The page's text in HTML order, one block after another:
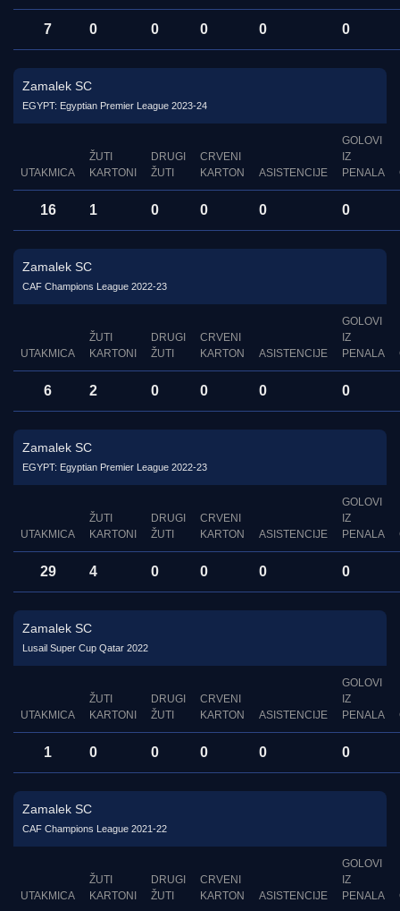
7 0 0 0 0 0
Zamalek SC
EGYPT: Egyptian Premier League 2023-24
UTAKMICA
ŽUTI
KARTONI
DRUGI
ŽUTI
CRVENI
KARTON
ASISTENCIJE
GOLOVI
IZ
PENALA
16 1 0 0 0 0
Zamalek SC
CAF Champions League 2022-23
UTAKMICA
ŽUTI
KARTONI
DRUGI
ŽUTI
CRVENI
KARTON
ASISTENCIJE
GOLOVI
IZ
PENALA
6 2 0 0 0 0
Zamalek SC
EGYPT: Egyptian Premier League 2022-23
UTAKMICA
ŽUTI
KARTONI
DRUGI
ŽUTI
CRVENI
KARTON
ASISTENCIJE
GOLOVI
IZ
PENALA
29 4 0 0 0 0
Zamalek SC
Lusail Super Cup Qatar 2022
UTAKMICA
ŽUTI
KARTONI
DRUGI
ŽUTI
CRVENI
KARTON
ASISTENCIJE
GOLOVI
IZ
PENALA
1 0 0 0 0 0
Zamalek SC
CAF Champions League 2021-22
UTAKMICA
ŽUTI
KARTONI
DRUGI
ŽUTI
CRVENI
KARTON
ASISTENCIJE
GOLOVI
IZ
PENALA